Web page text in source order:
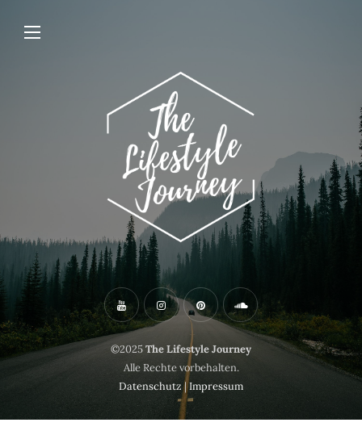
©2025The Lifestyle Journey
Alle Rechte vorbehalten.
Datenschutz|Impressum